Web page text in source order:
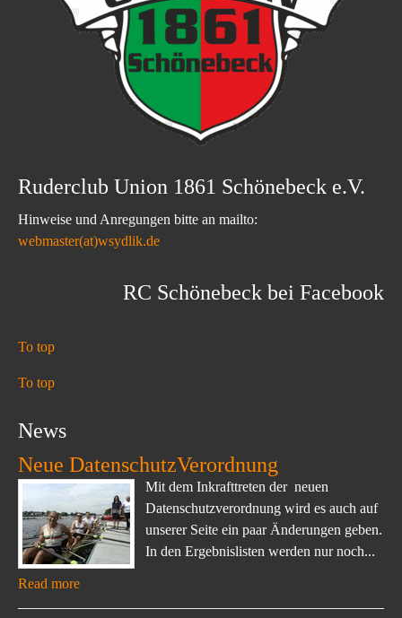
Ruderclub Union 1861 Schönebeck e.V.
Hinweise und Anregungen bitte an mailto:
webmaster(at)wsydlik.de
RC Schönebeck bei Facebook
To top
To top
News
Neue DatenschutzVerordnung
Mit dem Inkrafttreten der neuen
Datenschutzverordnung wird es auch auf
unserer Seite ein paar Änderungen geben.
In den Ergebnislisten werden nur noch...
Read more